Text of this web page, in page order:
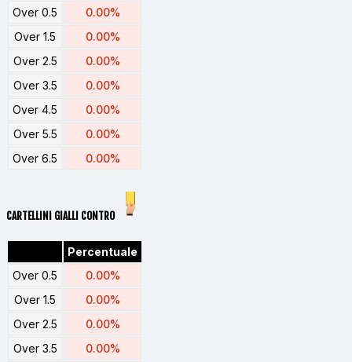
Over 0.5
0.00%
Over 1.5
0.00%
Over 2.5
0.00%
Over 3.5
0.00%
Over 4.5
0.00%
Over 5.5
0.00%
Over 6.5
0.00%
CARTELLINI GIALLI CONTRO
Percentuale
Over 0.5
0.00%
Over 1.5
0.00%
Over 2.5
0.00%
Over 3.5
0.00%